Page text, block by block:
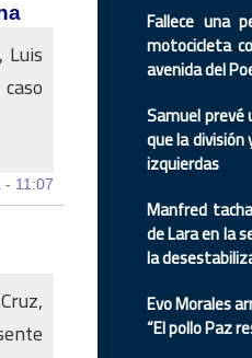
- 11:07
Fallece una
motocicleta
avenida del
Samuel prevé
que la
izquierdas
Manfred
de Lara en la
la
Evo Morales
“El pollo Paz